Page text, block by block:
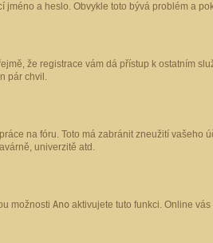
a heslo. Obvykle toto bývá problém a
že registrace vám dá přístup k ostatním
pár chvil.
na fóru. Toto má zabránit zneužití vašeho
univerzitě atd.
možnosti Ano aktivujete tuto funkci. Online